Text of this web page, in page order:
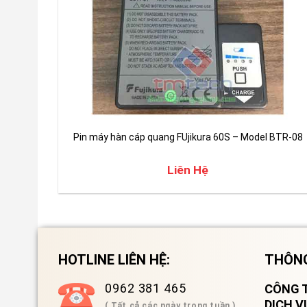
Pin máy hàn cáp quang FUjikura 60S – Model BTR-08
Liên Hệ
HOTLINE LIÊN HỆ:
0962 381 465
CÔNG